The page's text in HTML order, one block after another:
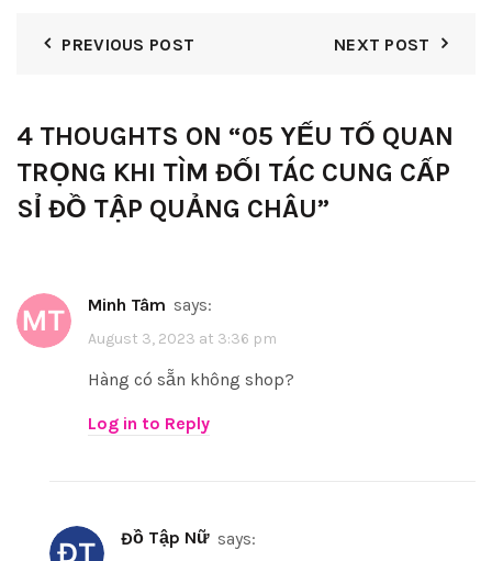
PREVIOUS POST NEXT POST
4 THOUGHTS ON “05 YẾU TỐ QUAN
TRỌNG KHI TÌM ĐỐI TÁC CUNG CẤP
SỈ ĐỒ TẬP QUẢNG CHÂU”
Minh Tâm says:
August 3, 2023 at 3:36 pm
Hàng có sẵn không shop?
Log in to Reply
Đồ Tập Nữ says: